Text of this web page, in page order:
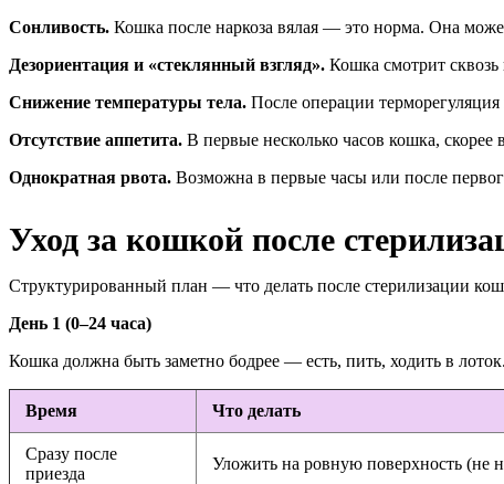
Сонливость. Кошка после наркоза вялая — это норма. Она
Дезориентация и «стеклянный взгляд». Кошка смотрит
Снижение температуры тела. После операции
Отсутствие аппетита. В первые несколько часов кошка, скорее
Однократная рвота. Возможна в первые часы или после
Уход за кошкой после
Структурированный план — что делать после стерилизации
День 1 (0–24 часа)
Кошка должна быть заметно бодрее — есть, пить, ходить в лоток.
Время Что делать
Сразу после
приезда
Уложить на ровную поверхность (не